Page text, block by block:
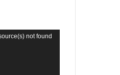
نمایشگر
not found